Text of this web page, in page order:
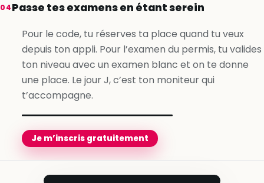
Je m’inscris gratuitement
04Passe tes examens en étant serein
Pour le code, tu réserves ta place quand tu veux
depuis ton appli. Pour l’examen du permis, tu valides
ton niveau avec un examen blanc et on te donne
une place. Le jour J, c’est ton moniteur qui
t’accompagne.
Je m’inscris gratuitement